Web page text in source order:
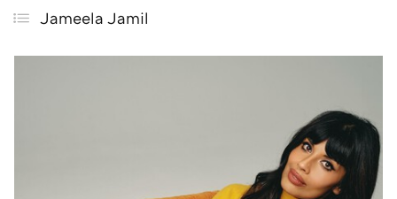
Jameela Jamil